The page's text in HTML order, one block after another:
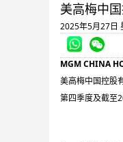
美高梅中
2025年5月27日
MGM CHINA
美高梅中国控股
第四季度及截至